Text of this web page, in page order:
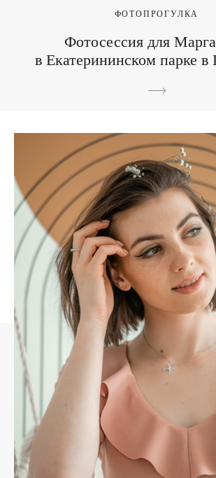
ФОТОПРОГУЛКА
Фотосессия для
в Екатерининском парке